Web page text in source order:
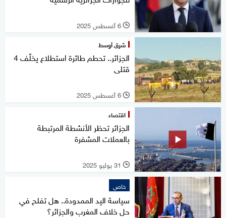
l 6 أغسطس 2025
شرق أوسط
الجزائر.. تحطم طائرة استطلاع يخلّف 4
قتلى
l 6 أغسطس 2025
اقتصاد
الجزائر تحظر الأنشطة المرتبطة
بالعملات المشفرة
l 31 يوليو 2025
خاص
سياسة اليد الممدودة.. هل تفلح في
حل خلاف المغرب والجزائر؟